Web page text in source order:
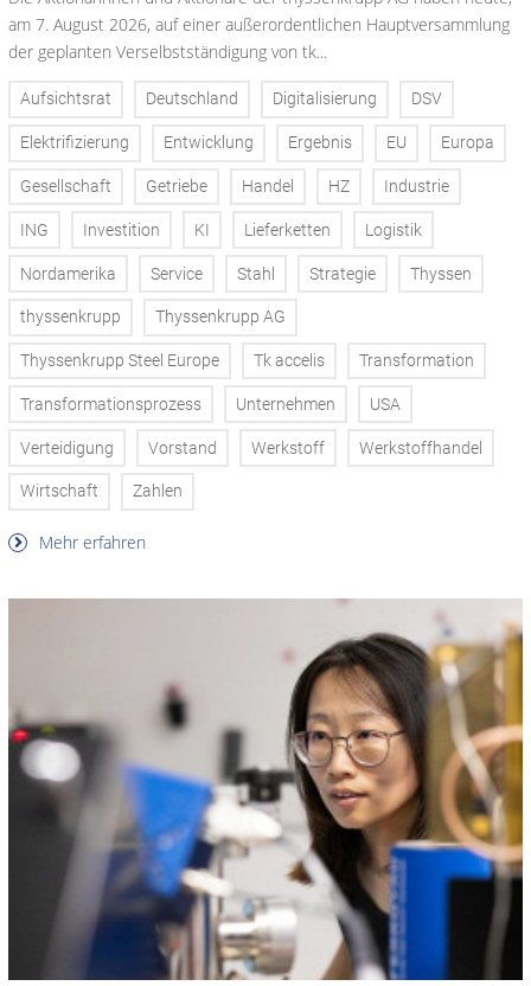
am 7. August 2026, auf einer außerordentlichen Hauptversammlung
der geplanten Verselbstständigung von tk...
Aufsichtsrat Deutschland Digitalisierung DSV
Elektrifizierung Entwicklung Ergebnis EU Europa
Gesellschaft Getriebe Handel HZ Industrie
ING Investition KI Lieferketten Logistik
Nordamerika Service Stahl Strategie Thyssen
thyssenkrupp Thyssenkrupp AG
Thyssenkrupp Steel Europe Tk accelis Transformation
Transformationsprozess Unternehmen USA
Verteidigung Vorstand Werkstoff Werkstoffhandel
Wirtschaft Zahlen
Mehr erfahren